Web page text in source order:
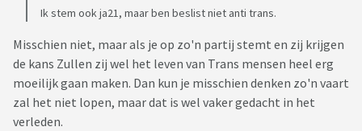
Ik stem ook ja21, maar ben beslist niet anti trans.
Misschien niet, maar als je op zo'n partij stemt en zij krijgen
de kans Zullen zij wel het leven van Trans mensen heel erg
moeilijk gaan maken. Dan kun je misschien denken zo'n vaart
zal het niet lopen, maar dat is wel vaker gedacht in het
verleden.